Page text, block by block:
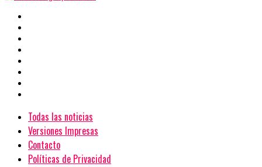
Todas las noticias
Versiones Impresas
Contacto
Políticas de Privacidad